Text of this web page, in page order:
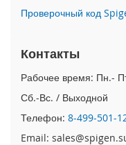
i
o
n
e
A
i
r
Проверочный код
Контакты
Рабочее время: Пн.-
Сб.-Вс. / Выходной
Телефон: 8-499-501-
Email: